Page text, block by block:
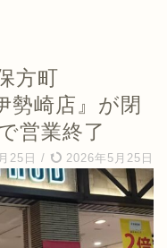
方町
勢崎店』が閉
営業終了
25日 / 2026年5月25日